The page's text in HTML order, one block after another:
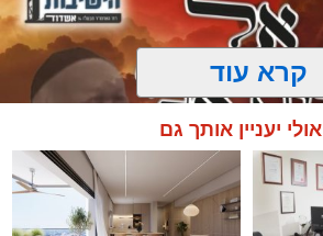
קרא עוד
אולי יעניין אותך גם